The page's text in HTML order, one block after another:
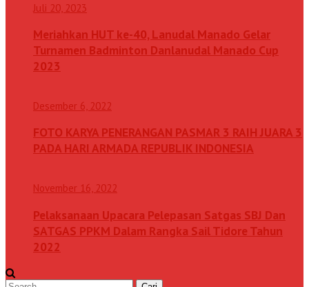
Juli 20, 2023
Meriahkan HUT ke-40, Lanudal Manado Gelar
Turnamen Badminton Danlanudal Manado Cup
2023
Desember 6, 2022
FOTO KARYA PENERANGAN PASMAR 3 RAIH JUARA 3
PADA HARI ARMADA REPUBLIK INDONESIA
November 16, 2022
Pelaksanaan Upacara Pelepasan Satgas SBJ Dan
SATGAS PPKM Dalam Rangka Sail Tidore Tahun
2022